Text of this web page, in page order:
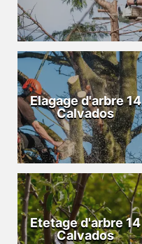
Elagage d'arbre 14
Calvados
Etetage d'arbre 14
Calvados